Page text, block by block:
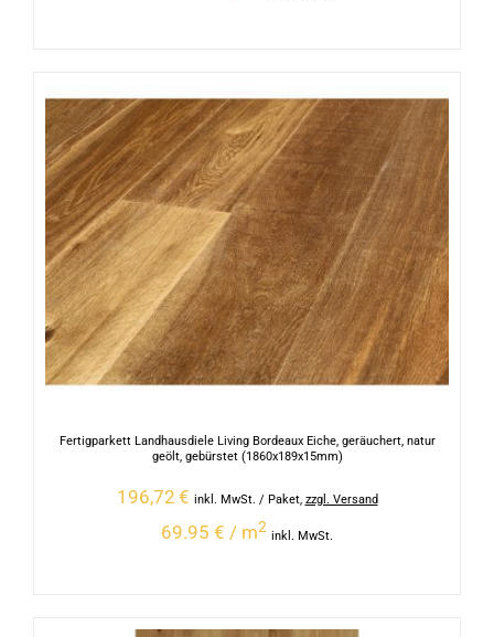
Fertigparkett Landhausdiele Living Bordeaux Eiche, geräuchert, natur
geölt, gebürstet (1860x189x15mm)
196,72 € inkl. MwSt. / Paket, zzgl. Versand
69.95 € / m2
inkl. MwSt.